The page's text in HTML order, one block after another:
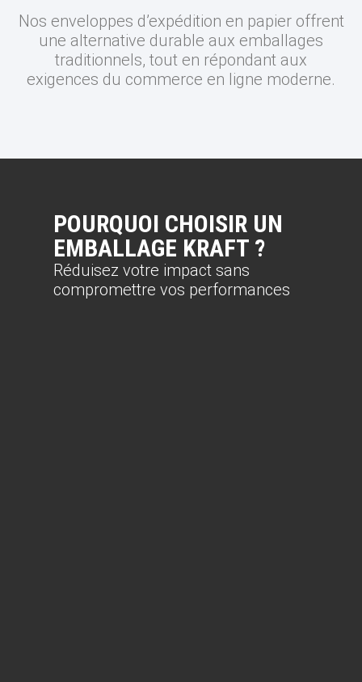
Nos enveloppes d’expédition en papier offrent
une alternative durable aux emballages
traditionnels, tout en répondant aux
exigences du commerce en ligne moderne.
POURQUOI CHOISIR UN
EMBALLAGE KRAFT ?
Réduisez votre impact sans
compromettre vos performances